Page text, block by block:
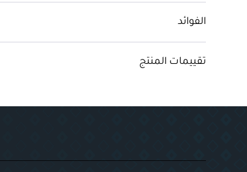
الفوائد
تقييمات المنتج